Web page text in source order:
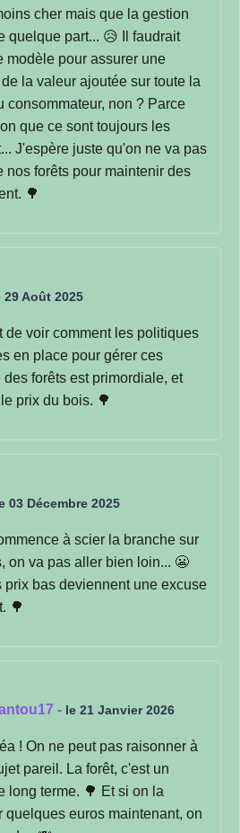
cher mais que la gestion
quelque part... 😥 Il faudrait
modèle pour assurer une
la valeur ajoutée sur toute la
consommateur, non ? Parce
que ce sont toujours les
J'espère juste qu'on ne va pas
nos forêts pour maintenir des
🌳
29 Août 2025
de voir comment les politiques
en place pour gérer ces
forêts est primordiale, et
prix du bois. 🌳
03 Décembre 2025
à scier la branche sur
on va pas aller bien loin... 😬
prix bas deviennent une excuse
🌳
- le 21 Janvier 2026
! On ne peut pas raisonner à
pareil. La forêt, c'est un
long terme. 🌳 Et si on la
quelques euros maintenant, on